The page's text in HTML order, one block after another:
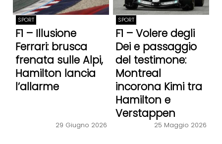
SPORT
F1 – Illusione
Ferrari: brusca
frenata sulle Alpi,
Hamilton lancia
l’allarme
29 Giugno 2026
SPORT
F1 – Volere degli
Dei e passaggio
del testimone:
Montreal
incorona Kimi tra
Hamilton e
Verstappen
25 Maggio 2026